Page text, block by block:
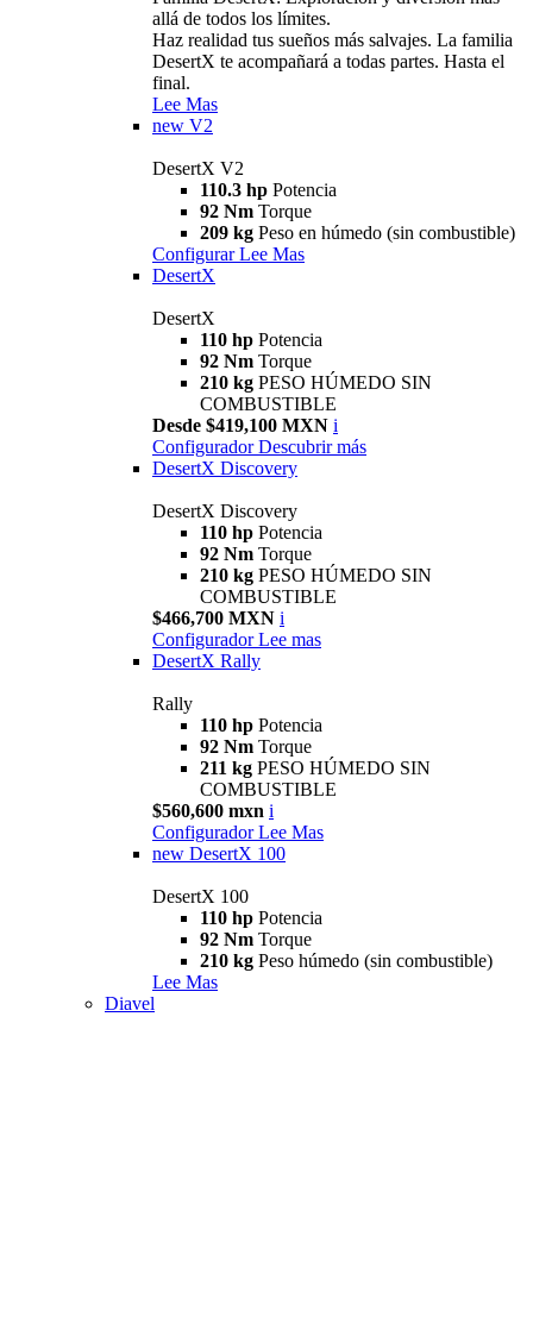
allá de todos los límites.
Haz realidad tus sueños más salvajes. La familia
DesertX te acompañará a todas partes. Hasta el
final.
Lee Mas
new V2
DesertX V2
110.3 hp Potencia
92 Nm Torque
209 kg Peso en húmedo (sin combustible)
Configurar Lee Mas
DesertX
DesertX
110 hp Potencia
92 Nm Torque
210 kg PESO HÚMEDO SIN
COMBUSTIBLE
Desde $419,100 MXN i
Configurador Descubrir más
DesertX Discovery
DesertX Discovery
110 hp Potencia
92 Nm Torque
210 kg PESO HÚMEDO SIN
COMBUSTIBLE
$466,700 MXN i
Configurador Lee mas
DesertX Rally
Rally
110 hp Potencia
92 Nm Torque
211 kg PESO HÚMEDO SIN
COMBUSTIBLE
$560,600 mxn i
Configurador Lee Mas
new DesertX 100
DesertX 100
110 hp Potencia
92 Nm Torque
210 kg Peso húmedo (sin combustible)
Lee Mas
Diavel